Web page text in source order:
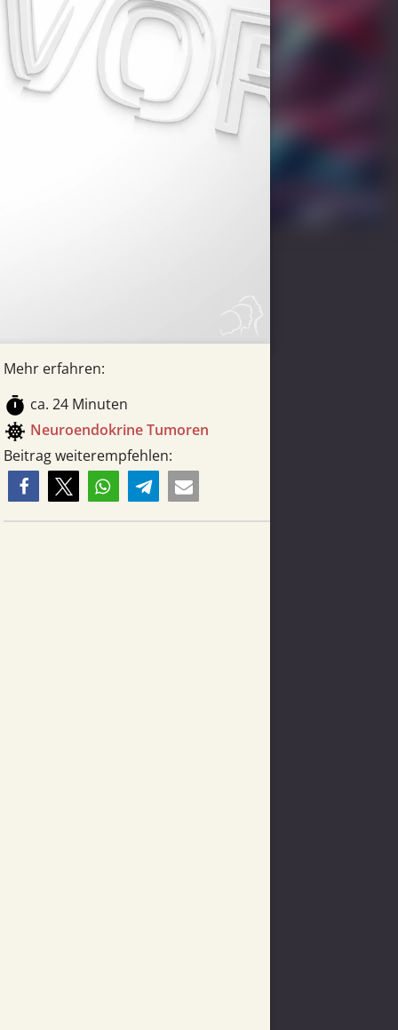
Mehr erfahren:
timer ca. 24 Minuten
coronavirus Neuro­endokrine Tumoren
Beitrag weiterempfehlen: